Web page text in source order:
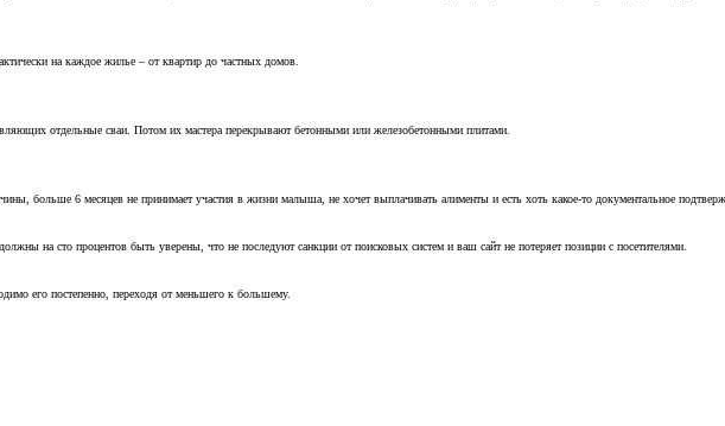
на каждое жилье – от квартир до частных домов.
отдельные сваи. Потом их мастера перекрывают бетонными или железобетонными плитами.
больше 6 месяцев не принимает участия в жизни малыша, не хочет выплачивать алименты и есть хоть какое-то документальное
на сто процентов быть уверены, что не последуют санкции от поисковых систем и ваш сайт не потеряет позиции с посетителями.
его постепенно, переходя от меньшего к большему.